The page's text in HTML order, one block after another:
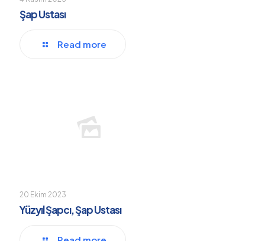
Şap Ustası
Read more
20 Ekim 2023
Yüzyıl Şapcı, Şap Ustası